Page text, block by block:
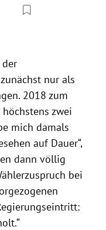
nur als
2018 zum
zwei
mich damals
auf Dauer“,
dann völlig
bei